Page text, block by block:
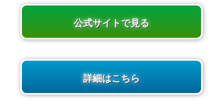
公式サイトで見る
詳細はこちら